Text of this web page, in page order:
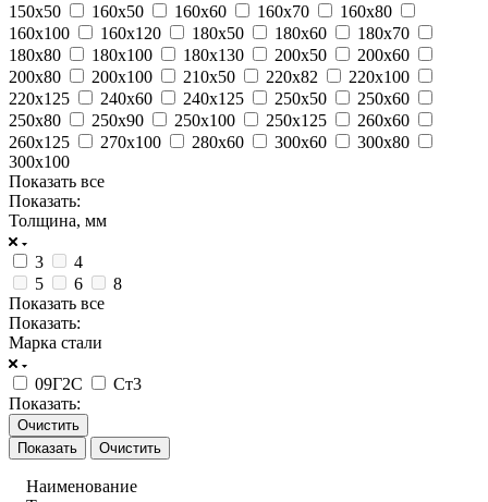
150х50
160х50 160х60 160х70
160х80
160х100
160х120 180х50 180х60
180х70
180х80
180х100 180х130 200х50
200х60
200х80
200х100 210х50 220х82
220х100
220х125
240х60 240х125 250х50
250х60
250х80
250х90 250х100 250х125
260х60
260х125
270х100 280х60 300х60
300х80
300х100
Показать все
Показать:
Толщина, мм
3
4
5
6
8
Показать все
Показать:
Марка стали
09Г2С
Ст3
Показать:
Очистить
Очистить
Наименование